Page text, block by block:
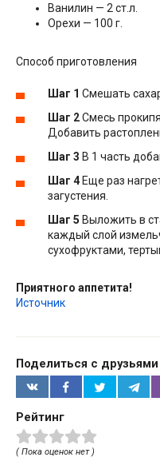
Ванилин — 2 ст.л.
Орехи — 100 г.
Способ приготовления
Шаг 1 Смешать
Шаг 2Смесь
Добавить
Шаг 3 В 1 часть
Шаг 4 Еще раз
загустения.
Шаг 5 Выложить в
каждый слой
сухофруктами,
Приятного аппетита!
Источник
Поделиться с друзьями
Рейтинг
( Пока оценок нет )